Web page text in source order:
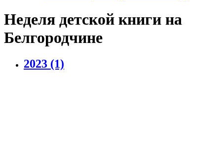
Неделя детской книги на
Белгородчине
2023 (1)